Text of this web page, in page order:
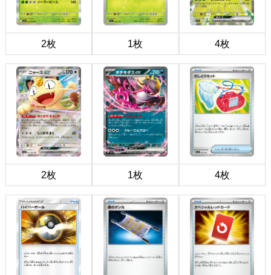
2枚 1枚 4枚
2枚 1枚 4枚